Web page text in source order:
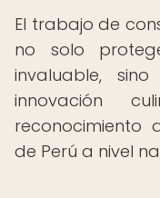
El trabajo de
no solo
invaluable,
innovación
reconocimiento
de Perú a nivel